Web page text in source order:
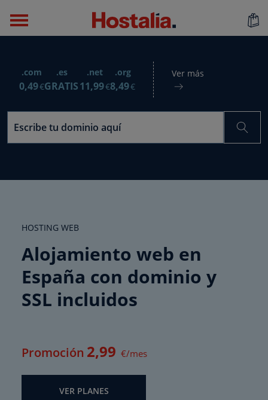
.com
0,49€
.es
GRATIS
.net
11,99€
.org
8,49€
Ver más
HOSTING WEB
Alojamiento web en
España con dominio y
SSL incluidos
Promoción 2,99 €/mes
VER PLANES